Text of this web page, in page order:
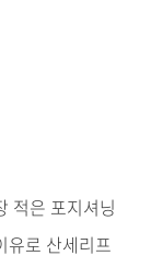
적은 포지셔닝
유로 산세리프